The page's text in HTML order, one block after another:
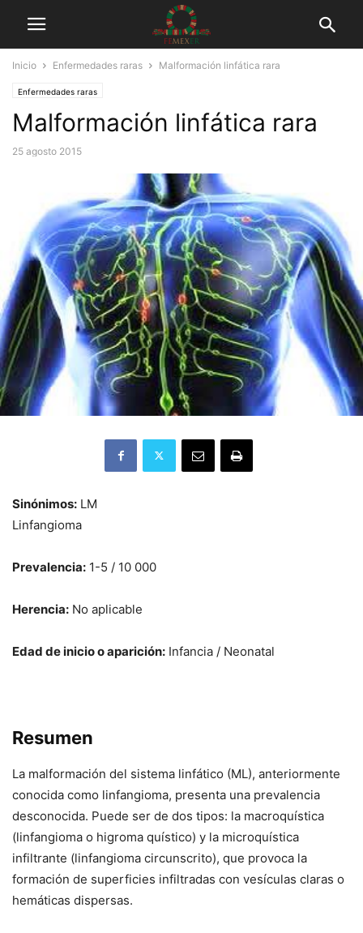
Inicio Enfermedades raras Malformación linfática rara
Enfermedades raras
Malformación linfática rara
25 agosto 2015
Sinónimos: LM
Linfangioma
Prevalencia: 1-5 / 10 000
Herencia: No aplicable
Edad de inicio o aparición: Infancia / Neonatal
Resumen
La malformación del sistema linfático (ML), anteriormente
conocida como linfangioma, presenta una prevalencia
desconocida. Puede ser de dos tipos: la macroquística
(linfangioma o higroma quístico) y la microquística
infiltrante (linfangioma circunscrito), que provoca la
formación de superficies infiltradas con vesículas claras o
hemáticas dispersas.